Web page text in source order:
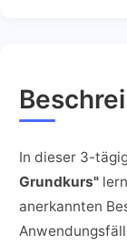
In dieser 3-
Grundkurs"
anerkannten